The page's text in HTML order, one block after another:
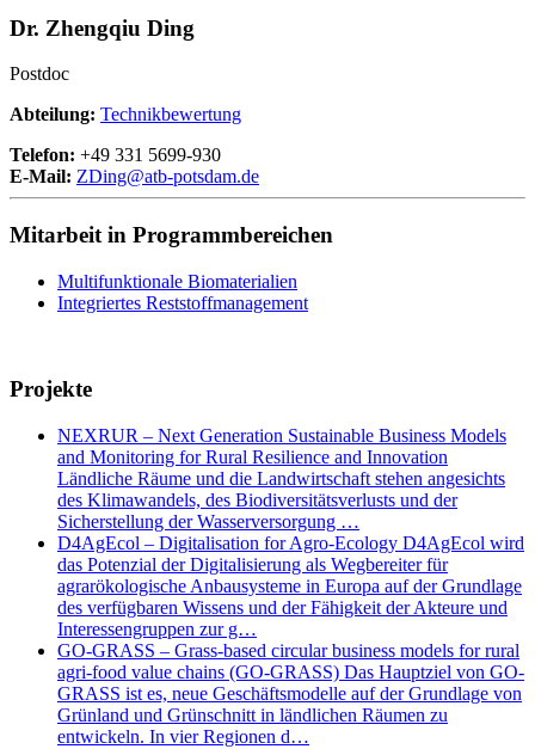
Dr. Zhengqiu Ding
Postdoc
Abteilung: Technikbewertung
Telefon: +49 331 5699-930
E-Mail: ZDing@atb-potsdam.de
Mitarbeit in Programmbereichen
Multifunktionale Biomaterialien
Integriertes Reststoffmanagement
Projekte
NEXRUR – Next Generation Sustainable Business Models
and Monitoring for Rural Resilience and Innovation
Ländliche Räume und die Landwirtschaft stehen angesichts
des Klimawandels, des Biodiversitätsverlusts und der
Sicherstellung der Wasserversorgung …
D4AgEcol – Digitalisation for Agro-Ecology D4AgEcol wird
das Potenzial der Digitalisierung als Wegbereiter für
agrarökologische Anbausysteme in Europa auf der Grundlage
des verfügbaren Wissens und der Fähigkeit der Akteure und
Interessengruppen zur g…
GO-GRASS – Grass-based circular business models for rural
agri-food value chains (GO-GRASS) Das Hauptziel von GO-
GRASS ist es, neue Geschäftsmodelle auf der Grundlage von
Grünland und Grünschnitt in ländlichen Räumen zu
entwickeln. In vier Regionen d…